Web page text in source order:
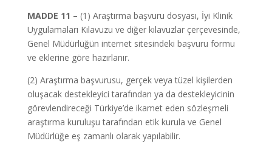
MADDE 11 – (1) Araştırma başvuru dosyası, İyi Klinik
Uygulamaları Kılavuzu ve diğer kılavuzlar çerçevesinde,
Genel Müdürlüğün internet sitesindeki başvuru formu
ve eklerine göre hazırlanır.
(2) Araştırma başvurusu, gerçek veya tüzel kişilerden
oluşacak destekleyici tarafından ya da destekleyicinin
görevlendireceği Türkiye’de ikamet eden sözleşmeli
araştırma kuruluşu tarafından etik kurula ve Genel
Müdürlüğe eş zamanlı olarak yapılabilir.